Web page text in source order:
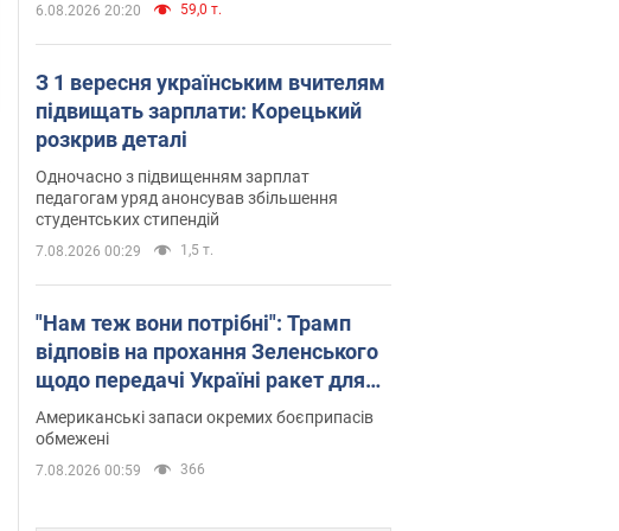
6.08.2026 20:20 59,0 т.
З 1 вересня українським вчителям
підвищать зарплати: Корецький
розкрив деталі
Одночасно з підвищенням зарплат
педагогам уряд анонсував збільшення
студентських стипендій
7.08.2026 00:29 1,5 т.
"Нам теж вони потрібні": Трамп
відповів на прохання Зеленського
щодо передачі Україні ракет для
Patriot
Американські запаси окремих боєприпасів
обмежені
7.08.2026 00:59 366